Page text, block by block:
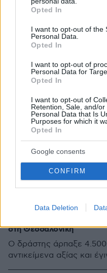
grant or deny consent to
use your data for below
consent section.
Opted In
I want to opt-out of the
Personal Data.
Opted In
I want to opt-out of
Personal Data for
Opted In
I want to opt-out of
Retention, Sale, and/
Personal Data that Is
Purposes for which it
Opted In
Google consents
CONFIRM
Data Deletion
Προσποιήθηκε τον
στη Θεσσαλονίκη
Ο δράστης άρπαξε
αντικείμενα αξίας και